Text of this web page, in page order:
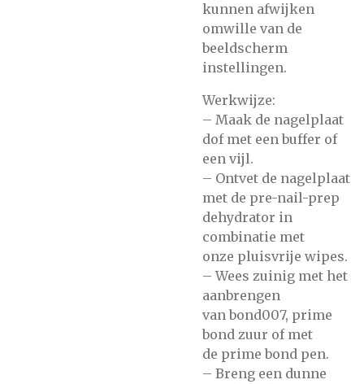
kunnen afwijken
omwille van de
beeldscherm
instellingen.
Werkwijze:
– Maak de nagelplaat
dof met een buffer of
een vijl.
– Ontvet de nagelplaat
met de pre-nail-prep
dehydrator in
combinatie met
onze pluisvrije wipes.
– Wees zuinig met het
aanbrengen
van bond007, prime
bond zuur of met
de prime bond pen.
– Breng een dunne